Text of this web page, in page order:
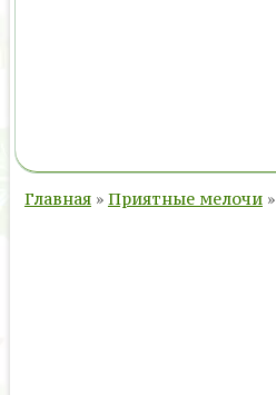
Главная » Приятные мелочи »